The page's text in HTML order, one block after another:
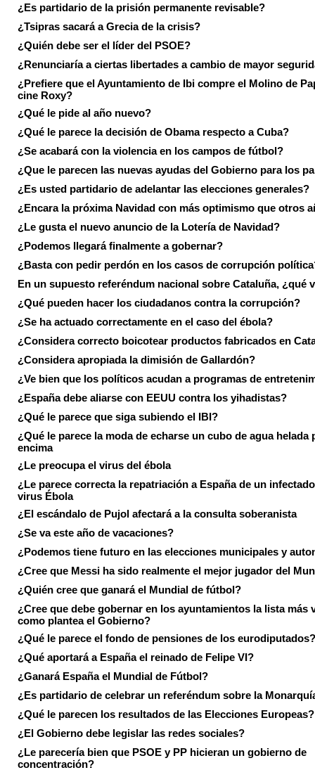
¿Es partidario de la prisión permanente revisable?
¿Tsipras sacará a Grecia de la crisis?
¿Quién debe ser el líder del PSOE?
¿Renunciaría a ciertas libertades a cambio de mayor
¿Prefiere que el Ayuntamiento de Ibi compre el Molino de
cine Roxy?
¿Qué le pide al año nuevo?
¿Qué le parece la decisión de Obama respecto a Cuba?
¿Se acabará con la violencia en los campos de fútbol?
¿Que le parecen las nuevas ayudas del Gobierno para los
¿Es usted partidario de adelantar las elecciones generales?
¿Encara la próxima Navidad con más optimismo que otros
¿Le gusta el nuevo anuncio de la Lotería de Navidad?
¿Podemos llegará finalmente a gobernar?
¿Basta con pedir perdón en los casos de corrupción
En un supuesto referéndum nacional sobre Cataluña, ¿qué
¿Qué pueden hacer los ciudadanos contra la corrupción?
¿Se ha actuado correctamente en el caso del ébola?
¿Considera correcto boicotear productos fabricados en
¿Considera apropiada la dimisión de Gallardón?
¿Ve bien que los políticos acudan a programas de
¿España debe aliarse con EEUU contra los yihadistas?
¿Qué le parece que siga subiendo el IBI?
¿Qué le parece la moda de echarse un cubo de agua helada
encima
¿Le preocupa el virus del ébola
¿Le parece correcta la repatriación a España de un
virus Ébola
¿El escándalo de Pujol afectará a la consulta soberanista
¿Se va este año de vacaciones?
¿Podemos tiene futuro en las elecciones municipales y
¿Cree que Messi ha sido realmente el mejor jugador del
¿Quién cree que ganará el Mundial de fútbol?
¿Cree que debe gobernar en los ayuntamientos la lista más
como plantea el Gobierno?
¿Qué le parece el fondo de pensiones de los eurodiputados?
¿Qué aportará a España el reinado de Felipe VI?
¿Ganará España el Mundial de Fútbol?
¿Es partidario de celebrar un referéndum sobre la
¿Qué le parecen los resultados de las Elecciones Europeas?
¿El Gobierno debe legislar las redes sociales?
¿Le parecería bien que PSOE y PP hicieran un gobierno de
concentración?